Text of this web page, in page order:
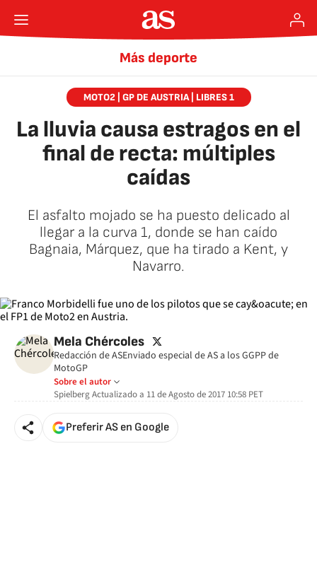
Más deporte
MOTO2 | GP DE AUSTRIA | LIBRES 1
La lluvia causa estragos en el
final de recta: múltiples
caídas
El asfalto mojado se ha puesto delicado al
llegar a la curva 1, donde se han caído
Bagnaia, Márquez, que ha tirado a Kent, y
Navarro.
Mela Chércoles twitter
Redacción de ASEnviado especial de AS a los GGPP de
MotoGP
Sobre el autor
SpielbergActualizado a 11 de Agosto de 2017 10:58 PET
Preferir AS en Google